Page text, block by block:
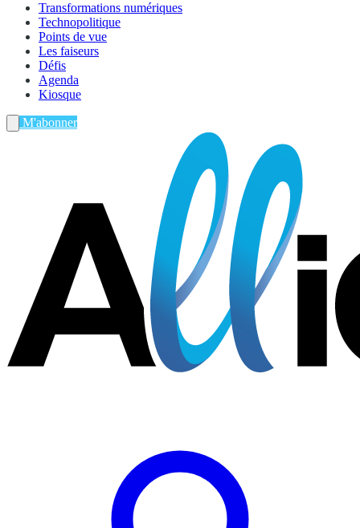
Transformations numériques
Technopolitique
Points de vue
Les faiseurs
Défis
Agenda
Kiosque
M'abonner